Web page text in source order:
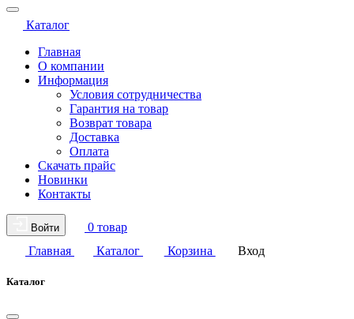
Каталог
Главная
О компании
Информация
Условия сотрудничества
Гарантия на товар
Возврат товара
Доставка
Оплата
Скачать прайс
Новинки
Контакты
Войти
0 товар
Главная
Каталог Корзина Вход
Каталог